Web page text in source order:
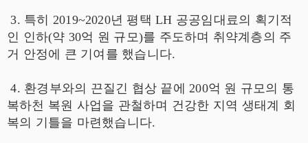
3. 특히 2019~2020년 평택 LH 공공임대료의 획기적
인 인하(약 30억 원 규모)를 주도하며 취약계층의 주
거 안정에 큰 기여를 했습니다.
4. 환경부와의 끈질긴 협상 끝에 200억 원 규모의 통
복하천 복원 사업을 관철하며 건강한 지역 생태계 회
복의 기틀을 마련했습니다.